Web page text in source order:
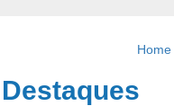
Home
Destaques